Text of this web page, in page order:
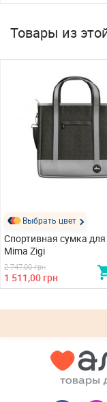
Товары из
Выбрать цвет
Спортивная сумка
Mima Zigi
2 747,00 грн
1 511,00 грн